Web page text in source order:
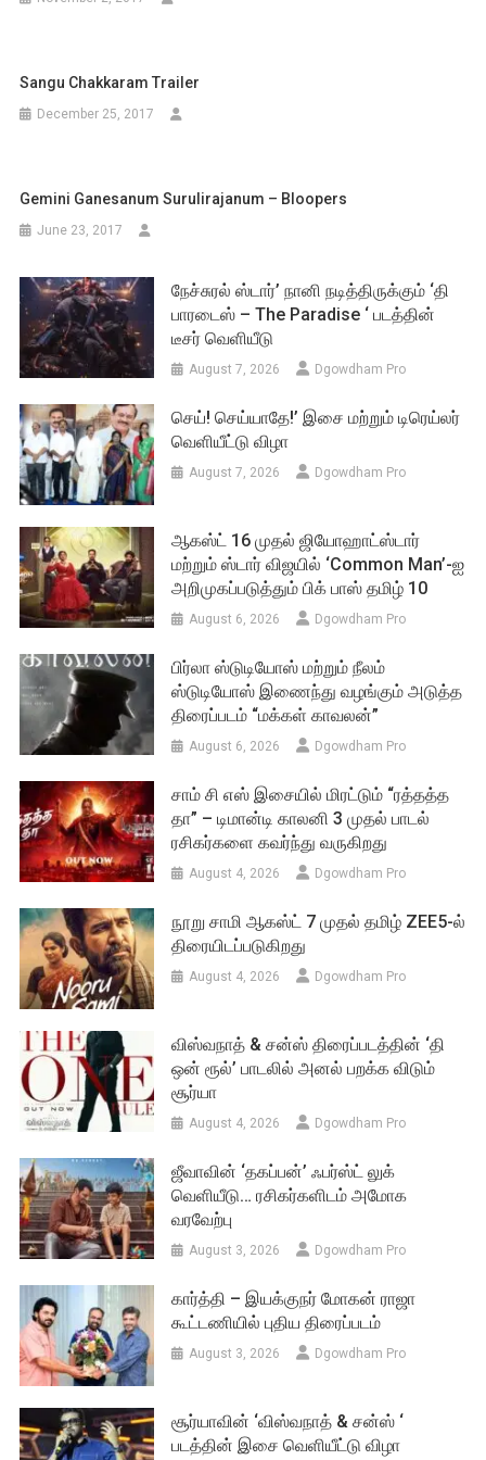
Sangu Chakkaram Trailer
December 25, 2017
Gemini Ganesanum Surulirajanum – Bloopers
June 23, 2017
நேச்சுரல் ஸ்டார்’ நானி நடித்திருக்கும் ‘தி
பாரடைஸ் – The Paradise ‘ படத்தின்
டீசர் வெளியீடு
August 7, 2026 Dgowdham Pro
செய்! செய்யாதே!’ இசை மற்றும் டிரெய்லர்
வெளியீட்டு விழா
August 7, 2026 Dgowdham Pro
ஆகஸ்ட் 16 முதல் ஜியோஹாட்ஸ்டார்
மற்றும் ஸ்டார் விஜயில் ‘Common Man’-ஐ
அறிமுகப்படுத்தும் பிக் பாஸ் தமிழ் 10
August 6, 2026 Dgowdham Pro
பிர்லா ஸ்டுடியோஸ் மற்றும் நீலம்
ஸ்டுடியோஸ் இணைந்து வழங்கும் அடுத்த
திரைப்படம் “மக்கள் காவலன்”
August 6, 2026 Dgowdham Pro
சாம் சி எஸ் இசையில் மிரட்டும் “ரத்தத்த
தா” – டிமான்டி காலனி 3 முதல் பாடல்
ரசிகர்களை கவர்ந்து வருகிறது
August 4, 2026 Dgowdham Pro
நூறு சாமி ஆகஸ்ட் 7 முதல் தமிழ் ZEE5-ல்
திரையிடப்படுகிறது
August 4, 2026 Dgowdham Pro
விஸ்வநாத் & சன்ஸ் திரைப்படத்தின் ‘தி
ஒன் ரூல்’ பாடலில் அனல் பறக்க விடும்
சூர்யா
August 4, 2026 Dgowdham Pro
ஜீவாவின் ‘தகப்பன்’ ஃபர்ஸ்ட் லுக்
வெளியீடு… ரசிகர்களிடம் அமோக
வரவேற்பு
August 3, 2026 Dgowdham Pro
கார்த்தி – இயக்குநர் மோகன் ராஜா
கூட்டணியில் புதிய திரைப்படம்
August 3, 2026 Dgowdham Pro
சூர்யாவின் ‘விஸ்வநாத் & சன்ஸ் ‘
படத்தின் இசை வெளியீட்டு விழா